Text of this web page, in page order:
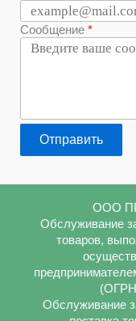
Сообщение
Отправить
ООО
Обслуживание
товаров,
Обслуживание